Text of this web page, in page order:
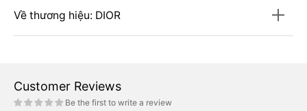
Về thương hiệu: DIOR
Customer Reviews
Be the first to write a review